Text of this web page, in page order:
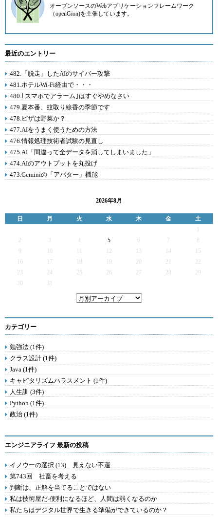
オープンソースのWebアプリケーションフレームワーク
（openGion)を主催しています。
最近のエントリー
482.「脱走」したAIのサイバー攻撃
481.ホテルWi-Fi経由で・・・
480.｢スマホでアラーム｣はすぐやめなさい
479.夏本番、蚊取り線香の季節です
478.ピザは野菜か？
477.AIをうまく使うための方法
476.情報処理技術者試験の見直し
475.AI「間違って全データを消してしまいました」
474.AIのアウトプットを丸投げ
473.Geminiの「アバター」機能
2026年8月
日 月 火 水 木 金
土
2
3 4 5 6 7
9
12 13 14
15
16
17 19 20 21
22
23
24 25 26 27 28
29
30
31
カテゴリー
勉強法 (1件)
クラス設計 (1件)
Java (1件)
キャピタリズムハラスメント (1件)
人生訓 (3件)
Python (1件)
政治 (1件)
エンジニアライフ 最新の投稿
イノウーの選択 (13) 見えない不運
第743回 社畜を考える
判断は、正解を当てることではない
私は技術屋だ-便利になるほど、人間は弱くなるのか
私たちはデジタル世界で生きる準備ができているのか？